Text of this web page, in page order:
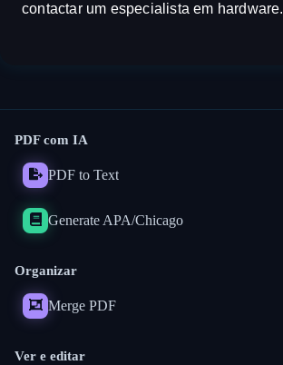
contactar um especialista em hardware.
PDF com IA
PDF to Text
Generate APA/Chicago
Organizar
Merge PDF
Ver e editar